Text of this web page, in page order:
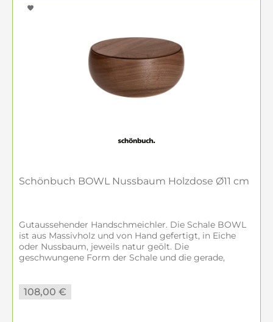
Schönbuch BOWL Nussbaum Holzdose Ø11 cm
Gutaussehender Handschmeichler. Die Schale BOWL
ist aus Massivholz und von Hand gefertigt, in Eiche
oder Nussbaum, jeweils natur geölt. Die
geschwungene Form der Schale und die gerade,
108,00 €